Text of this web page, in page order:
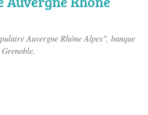
Auvergne Rhône Alpes", banque